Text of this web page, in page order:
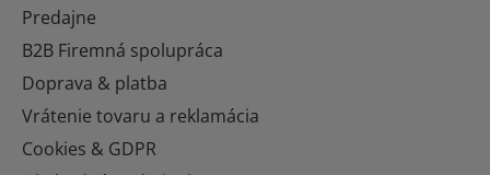
Predajne
B2B Firemná spolupráca
Doprava & platba
Vrátenie tovaru a reklamácia
Cookies & GDPR